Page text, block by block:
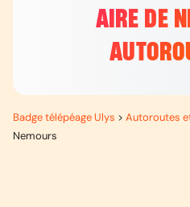
AIRE DE
Badge télépéage Ulys > Autoroutes
Nemours